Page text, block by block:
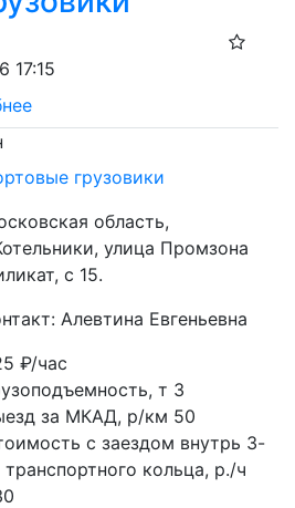
17:15
грузовики
область,
улица Промзона
с 15.
Алевтина Евгеньевна
₽/час
т 3
за МКАД, р/км 50
с заездом внутрь 3-
транспортного кольца, р./ч